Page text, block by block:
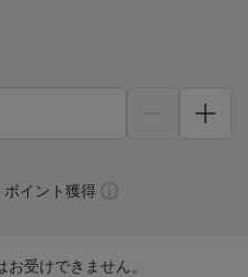
ポイント獲得
受けできません。